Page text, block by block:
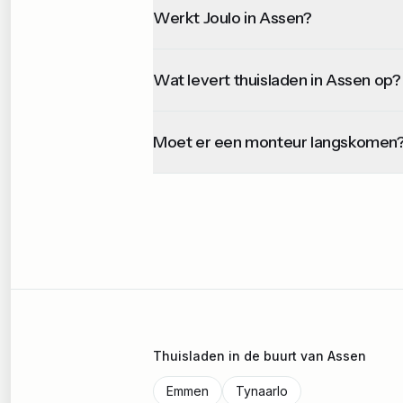
Werkt Joulo in Assen?
Wat levert thuisladen in Assen op?
Moet er een monteur
Thuisladen in de buurt van Assen
Emmen Tynaarlo